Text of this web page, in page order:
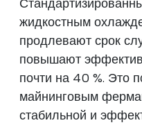
жидкостным
продлевают срок
повышают
почти на 40 %. Это
майнинговым
стабильной и